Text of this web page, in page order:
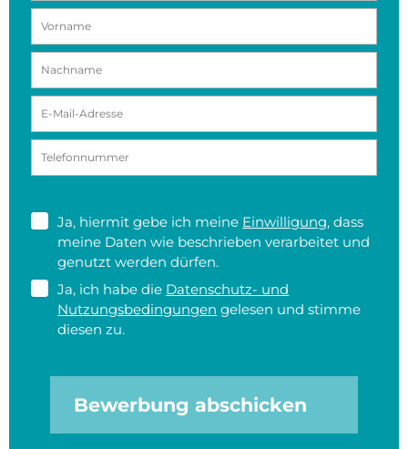
Ja, hiermit gebe ich meine Einwilligung, dass
meine Daten wie beschrieben verarbeitet und
genutzt werden dürfen.
Ja, ich habe die Datenschutz- und
Nutzungsbedingungen gelesen und stimme
diesen zu.
Bewerbung abschicken